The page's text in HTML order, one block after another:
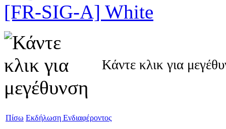
Κάντε κλικ για
Πίσω Εκδήλωση Ενδιαφέροντος